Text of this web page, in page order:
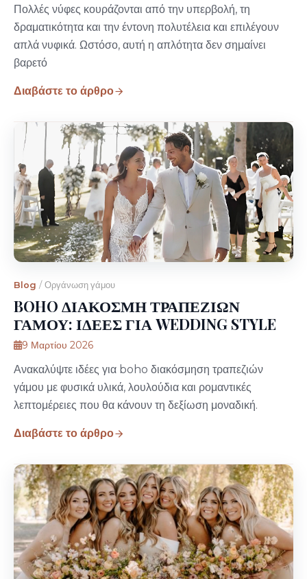
Πολλές νύφες κουράζονται από την υπερβολή, τη
δραματικότητα και την έντονη πολυτέλεια και επιλέγουν
απλά νυφικά. Ωστόσο, αυτή η απλότητα δεν σημαίνει
βαρετό
Διαβάστε το άρθρο
Blog / Οργάνωση γάμου
BOHO ΔΙΑΚΟΣΜΗ ΤΡΑΠΕΖΙΩΝ
ΓΑΜΟΥ: ΙΔΕΕΣ ΓΙΑ WEDDING STYLE
9 Μαρτίου 2026
Ανακαλύψτε ιδέες για boho διακόσμηση τραπεζιών
γάμου με φυσικά υλικά, λουλούδια και ρομαντικές
λεπτομέρειες που θα κάνουν τη δεξίωση μοναδική.
Διαβάστε το άρθρο